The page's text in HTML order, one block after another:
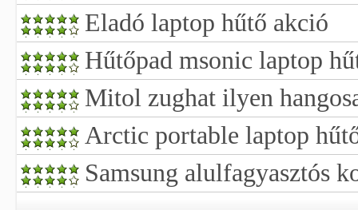
Eladó laptop hűtő akció
Hűtőpad msonic laptop
Mitol zughat ilyen
Arctic portable laptop
Samsung alulfagyasztós